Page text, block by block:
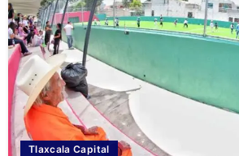
Tlaxcala Capital